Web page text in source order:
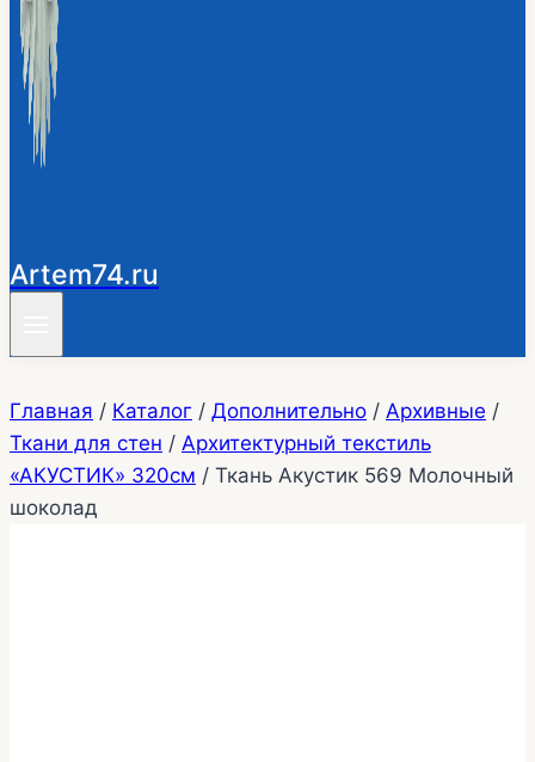
Artem74.ru
Главная / Каталог / Дополнительно / Архивные /
Ткани для стен / Архитектурный текстиль
«АКУСТИК» 320см / Ткань Акустик 569 Молочный
шоколад